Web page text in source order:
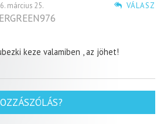
VÁLASZ
március 25.
keze valamiben , az jöhet!